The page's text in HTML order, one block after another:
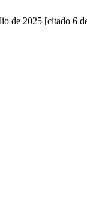
de 2025 [citado 6